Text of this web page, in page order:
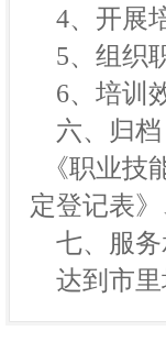
4、开展
5、组织
6、培训
六、归档
《职业技
定登记表
七、服务
达到市里